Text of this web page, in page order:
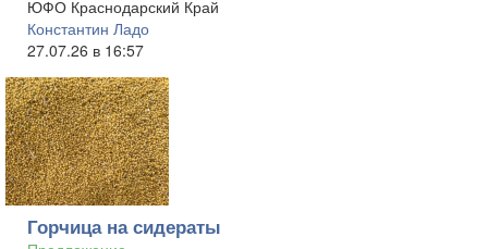
ЮФО Краснодарский Край
Константин Ладо
27.07.26 в 16:57
Горчица на сидераты